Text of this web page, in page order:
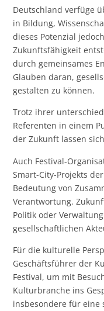
Deutschland verfüge
in Bildung,
dieses Potenzial
Zukunftsfähigkeit
durch gemeinsames
Glauben daran,
gestalten zu können.
Trotz ihrer
Referenten in einem
der Zukunft lassen
Auch Festival-
Smart-City-Projekts
Bedeutung von
Verantwortung.
Politik oder
gesellschaftlichen
Für die kulturelle
Geschäftsführer der
Festival, um mit
Kulturbranche ins
insbesondere für eine